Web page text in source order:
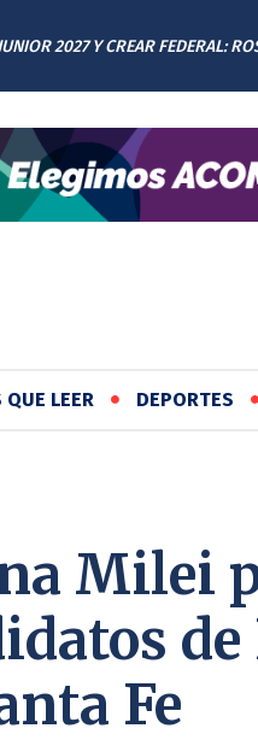
2027 Y CREAR FEDERAL:
QUE LEER DEPORTES
Milei
Fe